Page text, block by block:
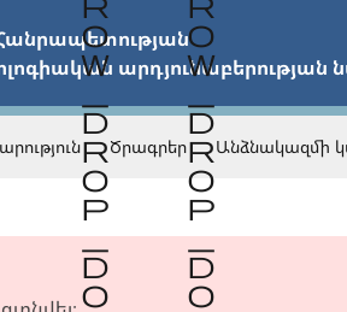
արդյունաբերության
Ծրագրեր Անձնակազմի